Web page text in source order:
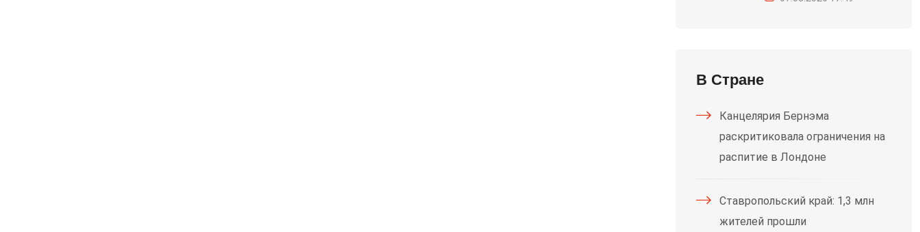
В Стране
Канцелярия Бернэма
раскритиковала ограничения на
распитие в Лондоне
Ставропольский край: 1,3 млн
жителей прошли